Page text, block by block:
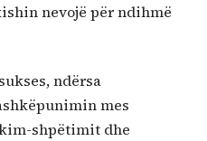
nevojë për ndihmë
ndërsa
mes
shpëtimit dhe